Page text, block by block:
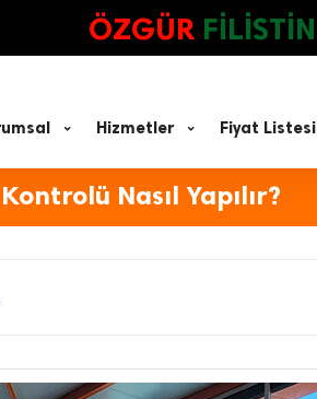
ÖZGÜR FİLİSTİN
Hizmetler Fiyat Listesi
Nasıl Yapılır?